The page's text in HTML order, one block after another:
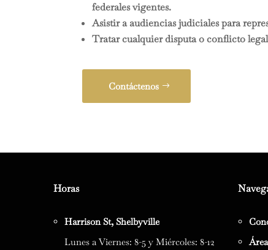
federales vigentes.
Asistir a audiencias judiciales para
Tratar cualquier disputa o conflicto
Contáctenos
Horas
Harrison St, Shelbyville
Lunes a Viernes: 8-5 y Miércoles: 8-12